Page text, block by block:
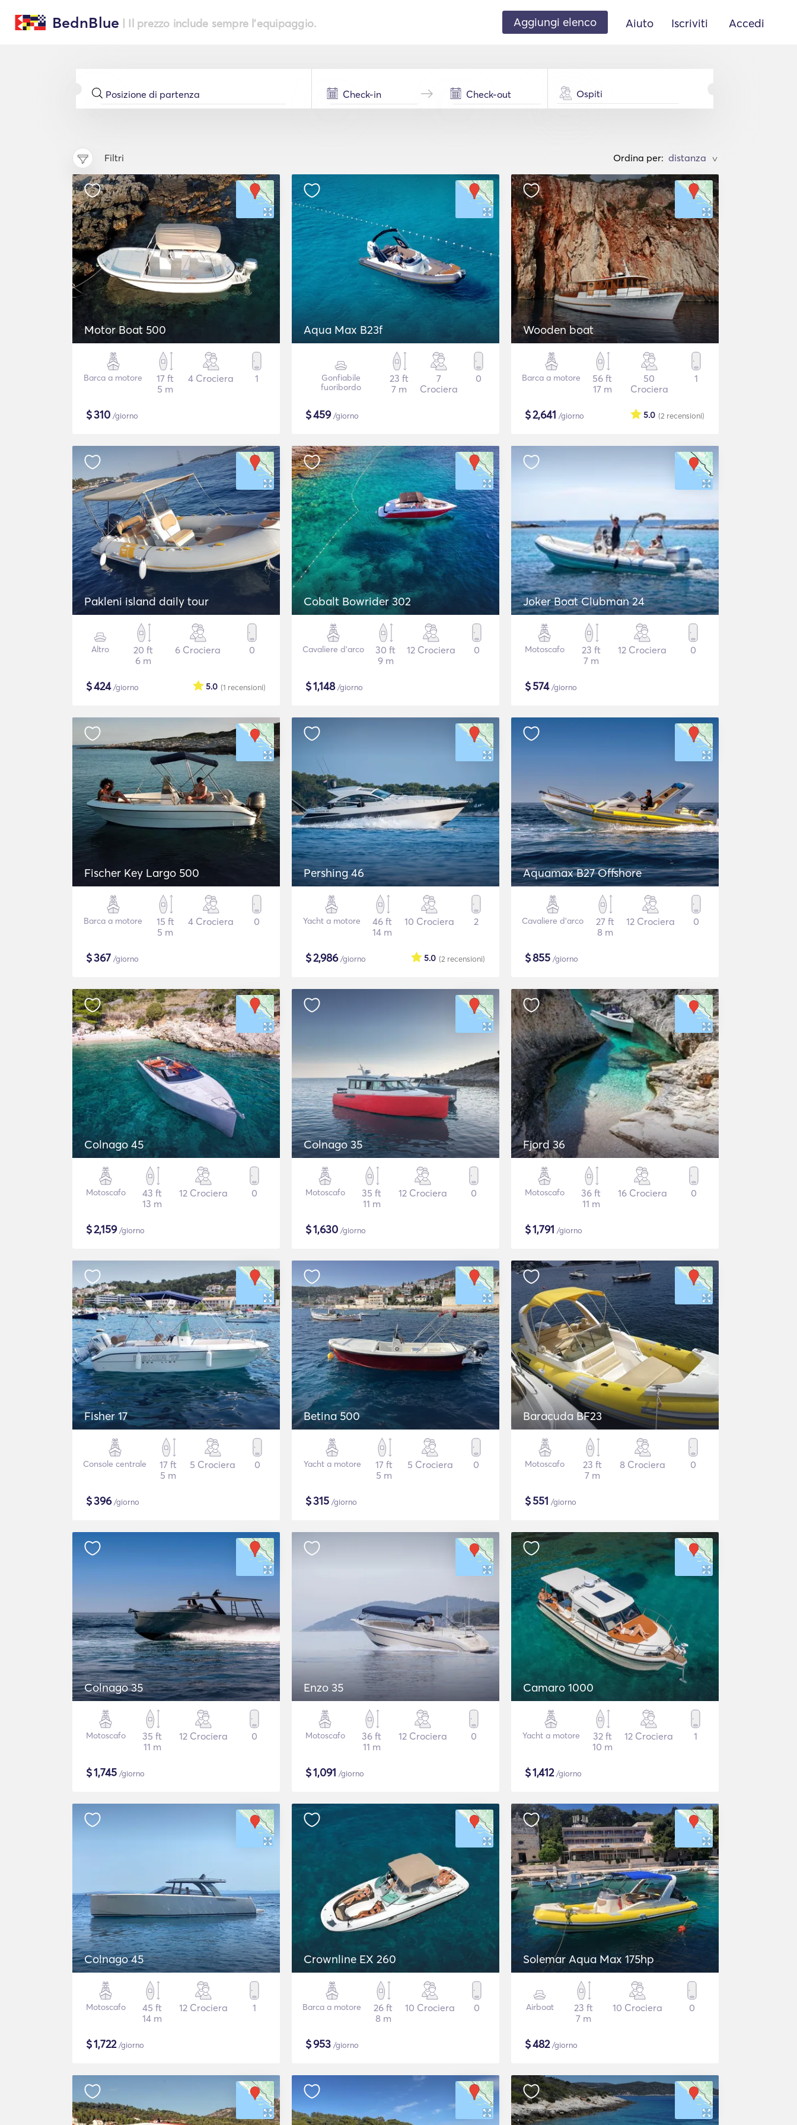
BednBlue | Il prezzo include sempre l'equipaggio. Aggiungi elenco Aiuto Iscriviti Accedi
Ospiti
Filtri Ordina per: >
Motor Boat 500
Barca a motore
17 ft
5 m
4 Crociera 1
$310 /giorno
Aqua Max B23f
Gonfiabile
fuoribordo
23 ft
7 m
7
Crociera
0
$459/giorno
Wooden boat
Barca a motore
56 ft
17 m
50
Crociera
1
$2,641 /giorno (2 recensioni)
5.0
Pakleni island daily tour
Altro
20 ft
6 m
6 Crociera 0
$424/giorno (1 recensioni)
5.0
Cobalt Bowrider 302
Cavaliere d'arco
30 ft
9 m
12 Crociera 0
$1,148/giorno
Joker Boat Clubman 24
Motoscafo
23 ft
7 m
12 Crociera 0
$574/giorno
Fischer Key Largo 500
Barca a motore
15 ft
5 m
4 Crociera 0
$367 /giorno
Pershing 46
Yacht a motore
46 ft
14 m
10 Crociera 2
$2,986/giorno (2 recensioni)
5.0
Aquamax B27 Offshore
Cavaliere d'arco
27 ft
8 m
12 Crociera 0
$855 /giorno
Colnago 45
Motoscafo
43 ft
13 m
12 Crociera 0
$2,159/giorno
Colnago 35
Motoscafo
35 ft
11 m
12 Crociera 0
$1,630 /giorno
Fjord 36
Motoscafo
36 ft
11 m
16 Crociera 0
$1,791 /giorno
Fisher 17
Console centrale
17 ft
5 m
5 Crociera 0
$396/giorno
Betina 500
Yacht a motore
17 ft
5 m
5 Crociera 0
$315 /giorno
Baracuda BF23
Motoscafo
23 ft
7 m
8 Crociera 0
$551 /giorno
Colnago 35
Motoscafo
35 ft
11 m
12 Crociera 0
$1,745 /giorno
Enzo 35
Motoscafo
36 ft
11 m
12 Crociera 0
$1,091 /giorno
Camaro 1000
Yacht a motore
32 ft
10 m
12 Crociera 1
$1,412/giorno
Colnago 45
Motoscafo
45 ft
14 m
12 Crociera 1
$1,722/giorno
Crownline EX 260
Barca a motore
26 ft
8 m
10 Crociera 0
$953 /giorno
Solemar Aqua Max 175hp
Airboat
23 ft
7 m
10 Crociera 0
$482/giorno